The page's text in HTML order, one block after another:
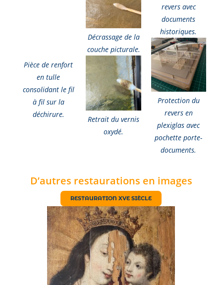
Pièce de renfort
en tulle
consolidant le fil
à fil sur la
déchirure.
Décrassage de la
couche picturale.
Retrait du vernis
oxydé.
revers avec
documents
historiques.
Protection du
revers en
plexiglas avec
pochette porte-
documents.
D’autres restaurations en images
RESTAURATION XVE SIÈCLE